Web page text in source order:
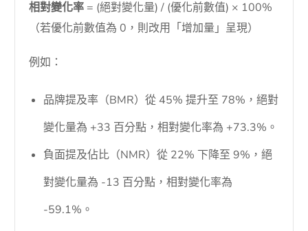
相對變化率 = (絕對變化量) / (優化前數值) × 100%
（若優化前數值為 0，則改用「增加量」呈現）
例如：
品牌提及率（BMR）從 45% 提升至 78%，絕對
變化量為 +33 百分點，相對變化率為 +73.3%。
負面提及佔比（NMR）從 22% 下降至 9%，絕
對變化量為 -13 百分點，相對變化率為
-59.1%。